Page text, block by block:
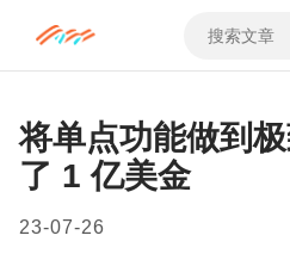
将单点功能做到
了 1 亿美金
23-07-26